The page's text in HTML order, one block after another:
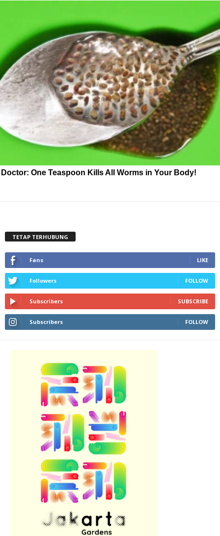
Doctor: One Teaspoon Kills All Worms in Your Body!
TETAP TERHUBUNG
Fans LIKE
Followers FOLLOW
Subscribers SUBSCRIBE
Subscribers FOLLOW